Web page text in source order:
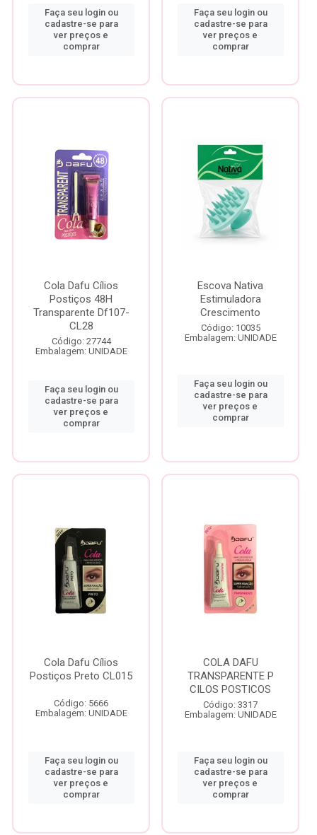
Faça seu login ou
cadastre-se para
ver preços e
comprar
Faça seu login ou
cadastre-se para
ver preços e
comprar
Cola Dafu Cílios
Postiços 48H
Transparente Df107-
CL28
Código: 27744
Embalagem: UNIDADE
Faça seu login ou
cadastre-se para
ver preços e
comprar
Escova Nativa
Estimuladora
Crescimento
Código: 10035
Embalagem: UNIDADE
Faça seu login ou
cadastre-se para
ver preços e
comprar
Cola Dafu Cílios
Postiços Preto CL015
Código: 5666
Embalagem: UNIDADE
Faça seu login ou
cadastre-se para
ver preços e
comprar
COLA DAFU
TRANSPARENTE P
CILOS POSTICOS
Código: 3317
Embalagem: UNIDADE
Faça seu login ou
cadastre-se para
ver preços e
comprar